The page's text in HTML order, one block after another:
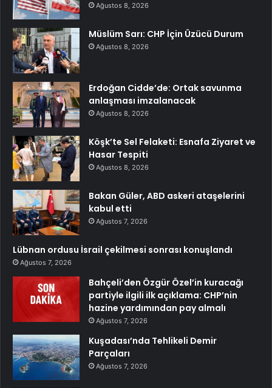
Ağustos 8, 2026
Müslüm Sarı: CHP İçin Üzücü Durum
Ağustos 8, 2026
Erdoğan Cidde’de: Ortak savunma
anlaşması imzalanacak
Ağustos 8, 2026
Köşk’te Sel Felaketi: Esnafa Ziyaret ve
Hasar Tespiti
Ağustos 8, 2026
Bakan Güler, ABD askeri ataşelerini
kabul etti
Ağustos 7, 2026
Lübnan ordusu İsrail çekilmesi sonrası konuşlandı
Ağustos 7, 2026
Bahçeli’den Özgür Özel’in kuracağı
partiyle ilgili ilk açıklama: CHP’nin
hazine yardımından pay almalı
Ağustos 7, 2026
Kuşadası’nda Tehlikeli Demir
Parçaları
Ağustos 7, 2026